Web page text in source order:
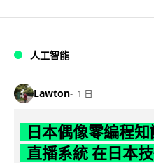
人工智能
Lawton 1 日
日本偶像零編程
直播系統 在日本